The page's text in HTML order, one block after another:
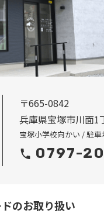
〒665-0842
兵庫県宝塚市川面1
宝塚小学校向かい / 駐車
0797-
のお取り扱い